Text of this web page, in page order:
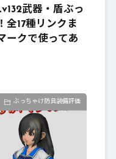
武器・盾ぶっ
全17種リンクま
ークで使ってあ
ぶっちゃけ防具装備評価